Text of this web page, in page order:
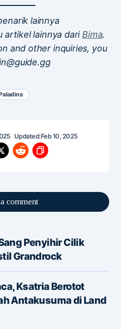
lainnya
artikel lainnya dari Bima.
and other inquiries, you
Updated:Feb 10, 2025
comment
akan dipublikasikan.
*
Penyihir Cilik
Grandrock
Ksatria Berotot
Antakusuma di Land